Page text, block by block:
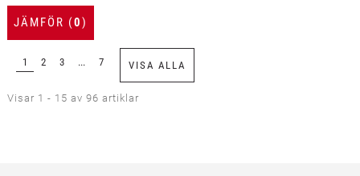
JÄMFÖR (0)
VISA ALLA
1 2 3 ... 7
Visar 1 - 15 av 96 artiklar